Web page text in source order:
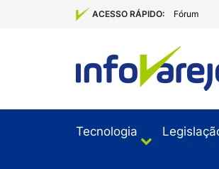
ACESSO RÁPIDO: Fórum
Tecnologia